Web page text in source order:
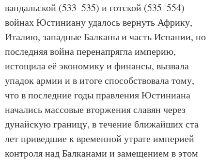
вандальской (533–535) и готской (535–554)
войнах Юстиниану удалось вернуть Африку,
Италию, западные Балканы и часть Испании, но
последняя война перенапрягла империю,
истощила её экономику и финансы, вызвала
упадок армии и в итоге способствовала тому,
что в последние годы правления Юстиниана
начались массовые вторжения славян через
дунайскую границу, в течение ближайших ста
лет приведшие к временной утрате империей
контроля над Балканами и замещением в этом